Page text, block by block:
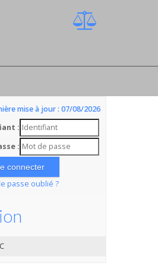
mise à jour : 07/08/2026
:
:
passe oublié ?